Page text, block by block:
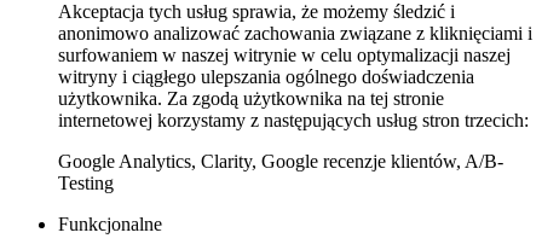
Akceptacja tych usług sprawia, że możemy śledzić i
anonimowo analizować zachowania związane z kliknięciami i
surfowaniem w naszej witrynie w celu optymalizacji naszej
witryny i ciągłego ulepszania ogólnego doświadczenia
użytkownika. Za zgodą użytkownika na tej stronie
internetowej korzystamy z następujących usług stron trzecich:
Google Analytics, Clarity, Google recenzje klientów, A/B-
Testing
Funkcjonalne